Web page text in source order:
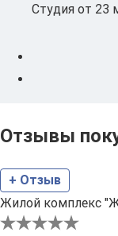
Студия от 23
Отзывы
+ Отзыв
Жилой комплекс